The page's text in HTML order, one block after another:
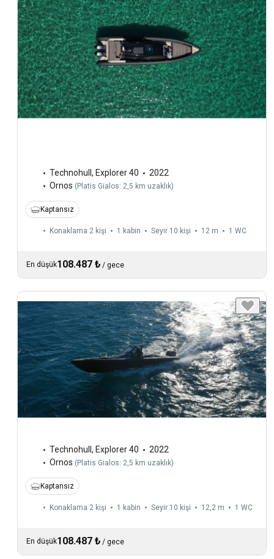
Technohull , Explorer 40
2022
Ornos ( Platis Gialos: 2,5 km uzaklık)
Kaptansız
Konaklama 2 kişi 1 kabin Seyir 10 kişi 12 m 1 WC
En düşük108.487 ₺ / gece
Technohull , Explorer 40
2022
Ornos ( Platis Gialos: 2,5 km uzaklık)
Kaptansız
Konaklama 2 kişi 1 kabin Seyir 10 kişi 12,2 m 1 WC
En düşük108.487 ₺ / gece